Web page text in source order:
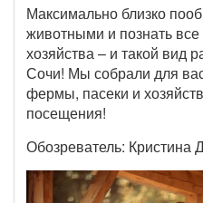
Максимально близко
животными и познать
хозяйства – и такой вид
Сочи! Мы собрали для
фермы, пасеки и
посещения!
Обозреватель: Кристина